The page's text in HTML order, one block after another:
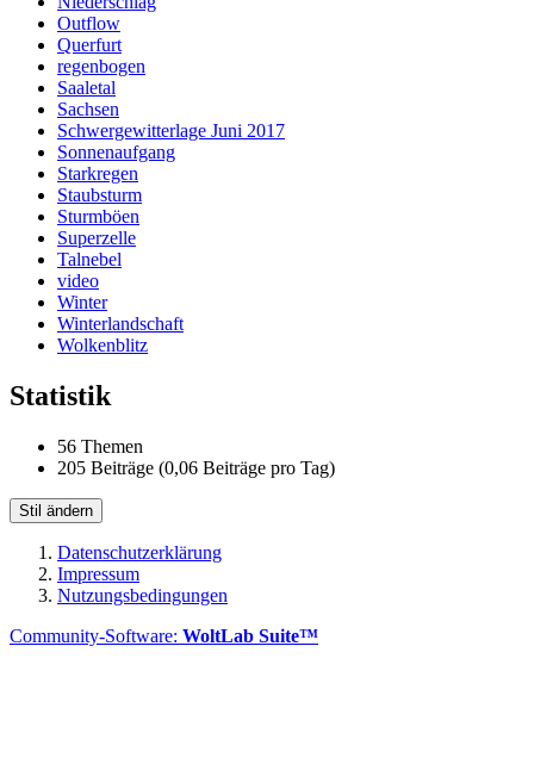
Outflow
Querfurt
regenbogen
Saaletal
Sachsen
Schwergewitterlage Juni 2017
Sonnenaufgang
Starkregen
Staubsturm
Sturmböen
Superzelle
Talnebel
video
Winter
Winterlandschaft
Wolkenblitz
Statistik
56 Themen
205 Beiträge (0,06 Beiträge pro Tag)
Stil ändern
Datenschutzerklärung
Impressum
Nutzungsbedingungen
Community-Software: WoltLab Suite™